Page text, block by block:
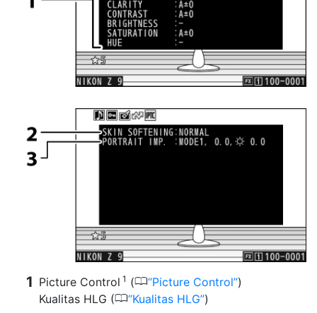
Picture Control 1 (0 Picture Control )
Kualitas HLG (0 Kualitas HLG )